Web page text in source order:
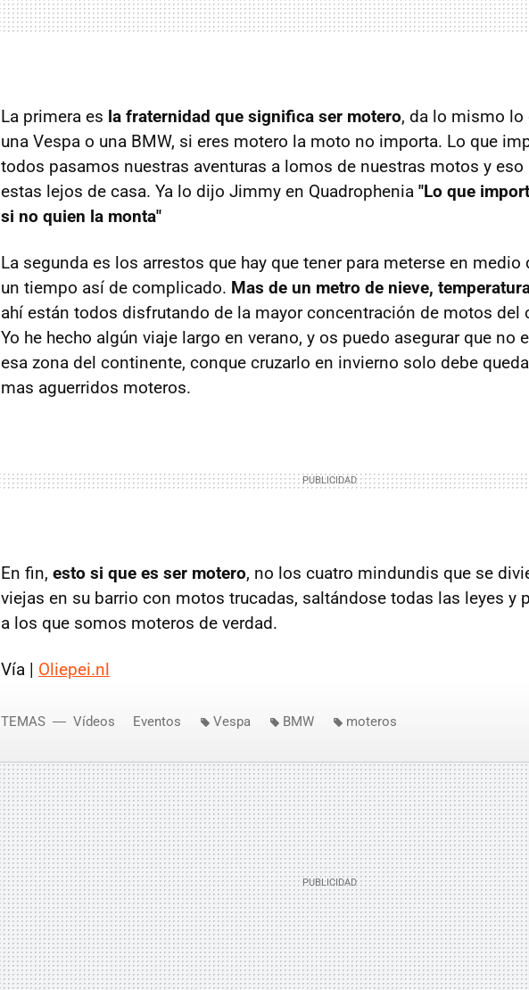
La primera es la fraternidad que significa ser motero, da lo mismo lo
una Vespa o una BMW, si eres motero la moto no importa. Lo que
todos pasamos nuestras aventuras a lomos de nuestras motos y eso
estas lejos de casa. Ya lo dijo Jimmy en Quadrophenia "Lo que
si no quien la monta"
La segunda es los arrestos que hay que tener para meterse en medio
un tiempo así de complicado. Mas de un metro de nieve,
ahí están todos disfrutando de la mayor concentración de motos del
Yo he hecho algún viaje largo en verano, y os puedo asegurar que no
esa zona del continente, conque cruzarlo en invierno solo debe
mas aguerridos moteros.
En fin, esto si que es ser motero, no los cuatro mindundis que se
viejas en su barrio con motos trucadas, saltándose todas las leyes y
a los que somos moteros de verdad.
Vía | Oliepei.nl
TEMAS Vídeos Eventos Vespa BMW moteros